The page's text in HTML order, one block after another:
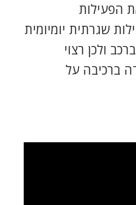
הפעילות
שגרתית יומיומית
ולכן רצוי
ברכיבה על